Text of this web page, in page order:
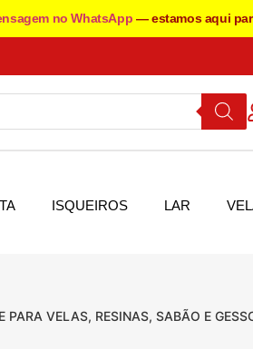
no WhatsApp — estamos aqui
ISQUEIROS LAR
PARA VELAS, RESINAS, SABÃO E